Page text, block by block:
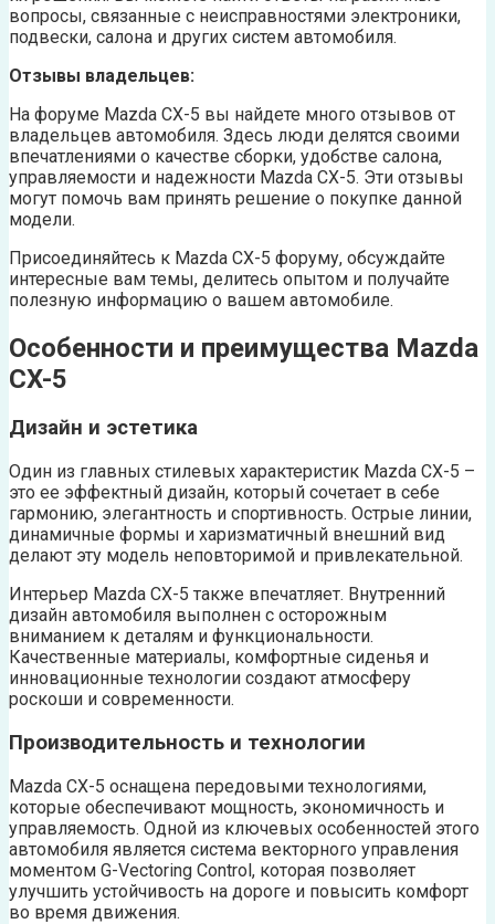
вопросы, связанные с неисправностями электроники,
подвески, салона и других систем автомобиля.
Отзывы владельцев:
На форуме Mazda CX-5 вы найдете много отзывов от
владельцев автомобиля. Здесь люди делятся своими
впечатлениями о качестве сборки, удобстве салона,
управляемости и надежности Mazda CX-5. Эти отзывы
могут помочь вам принять решение о покупке данной
модели.
Присоединяйтесь к Mazda CX-5 форуму, обсуждайте
интересные вам темы, делитесь опытом и получайте
полезную информацию о вашем автомобиле.
Особенности и преимущества Mazda
CX-5
Дизайн и эстетика
Один из главных стилевых характеристик Mazda CX-5 –
это ее эффектный дизайн, который сочетает в себе
гармонию, элегантность и спортивность. Острые линии,
динамичные формы и харизматичный внешний вид
делают эту модель неповторимой и привлекательной.
Интерьер Mazda CX-5 также впечатляет. Внутренний
дизайн автомобиля выполнен с осторожным
вниманием к деталям и функциональности.
Качественные материалы, комфортные сиденья и
инновационные технологии создают атмосферу
роскоши и современности.
Производительность и технологии
Mazda CX-5 оснащена передовыми технологиями,
которые обеспечивают мощность, экономичность и
управляемость. Одной из ключевых особенностей этого
автомобиля является система векторного управления
моментом G-Vectoring Control, которая позволяет
улучшить устойчивость на дороге и повысить комфорт
во время движения.